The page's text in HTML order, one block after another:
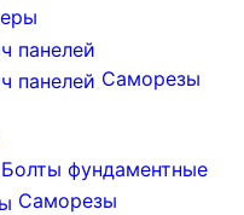
Саморезы
Болты фундаментные
Саморезы